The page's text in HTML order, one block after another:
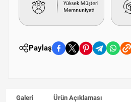
Paylaş
Galeri Ürün Açıklaması